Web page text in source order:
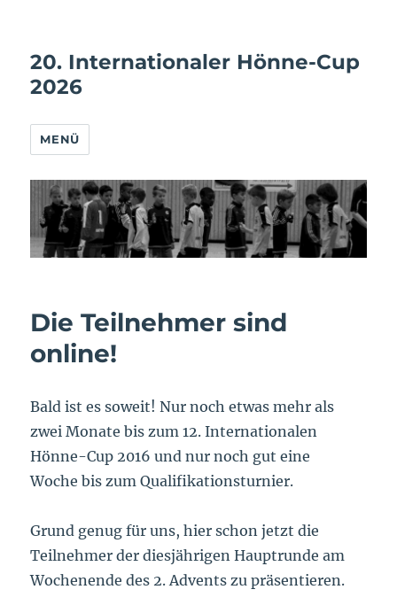
20. Internationaler Hönne-Cup
2026
MENÜ
Die Teilnehmer sind
online!
Bald ist es soweit! Nur noch etwas mehr als
zwei Monate bis zum 12. Internationalen
Hönne-Cup 2016 und nur noch gut eine
Woche bis zum Qualifikationsturnier.
Grund genug für uns, hier schon jetzt die
Teilnehmer der diesjährigen Hauptrunde am
Wochenende des 2. Advents zu präsentieren.